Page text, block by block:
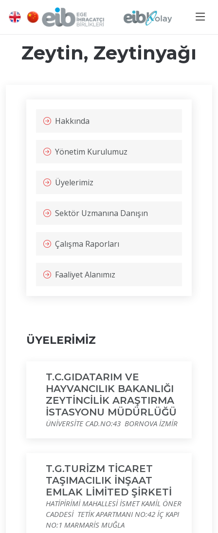
Zeytin, Zeytinyağı
Hakkında
Yönetim Kurulumuz
Üyelerimiz
Sektör Uzmanına Danışın
Çalışma Raporları
Faaliyet Alanımız
ÜYELERİMİZ
T.C.GIDATARIM VE
HAYVANCILIK BAKANLIĞI
ZEYTİNCİLİK ARAŞTIRMA
İSTASYONU MÜDÜRLÜĞÜ
ÜNİVERSİTE CAD.NO:43 BORNOVA İZMİR
T.G.TURİZM TİCARET
TAŞIMACILIK İNŞAAT
EMLAK LİMİTED ŞİRKETİ
HATİPİRİMİ MAHALLESİ İSMET KAMİL ÖNER
CADDESİ TETİK APARTMANI NO:42 İÇ KAPI
NO:1 MARMARİS MUĞLA